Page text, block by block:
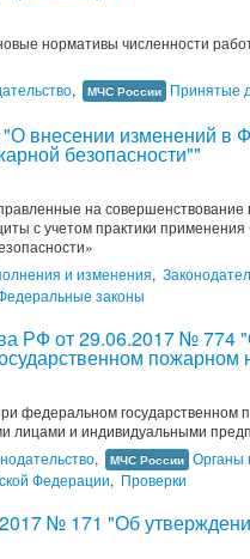
нормативы численности
, МЧС России Принятые
внесении изменений в
безопасности""
на совершенствование
с учетом практики применения
и изменения,
законы
РФ от 29.06.2017 № 774
пожарном
федеральном государственном
лицами и индивидуальными
, МЧС России Органы
Федерации, Проверки
№ 171 "Об